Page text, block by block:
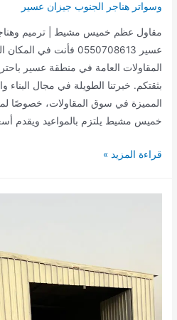
وسواتر هناجر الجنوب جيزان عسير
مقاول عظم خميس مشيط | ترميم
عسير 0550708613 فأنت
المقاولات العامة في منطقة عسير
بثقتكم. خبرتنا الطويلة في مجال البناء
المميزة في سوق المقاولات، خصوصًا
خميس مشيط يلتزم بالمواعيد ويقدم
مقاول
بأسعار
مميزه
0550708613
قراءة المزيد »